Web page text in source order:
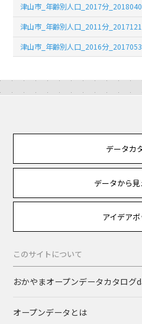
津山市_年齢別人口_2017分
津山市_年齢別人口_2011分
津山市_年齢別人口_2016分
データカ
データから
アイデア
このサイトについて
おかやまオープンデータカタログ
オープンデータとは